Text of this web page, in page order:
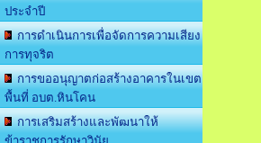
ประจำปี
การดำเนินการเพื่อจัดการความเสียง
การทุจริต
การขออนุญาตก่อสร้างอาคารในเขต
พื้นที่ อบต.หินโคน
การเสริมสร้างและพัฒนาให้